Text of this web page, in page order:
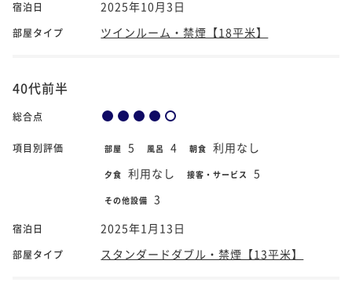
宿泊日 2025年10月3日
部屋タイプ ツインルーム・禁煙【18平米】
40代前半
総合点
項目別評価 部屋 5 風呂 4 朝食 利用なし
夕食 利用なし 接客・サービス 5
その他設備 3
宿泊日 2025年1月13日
部屋タイプ スタンダードダブル・禁煙【13平米】